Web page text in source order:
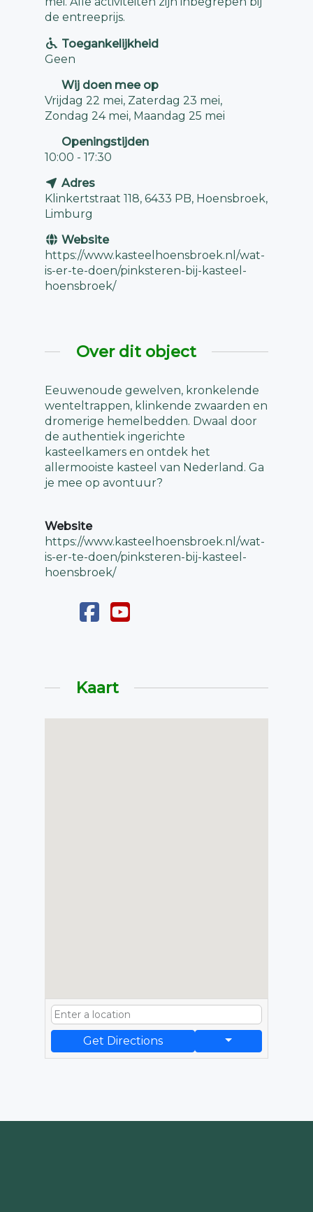
de entreeprijs.
Toegankelijkheid
Geen
Wij doen mee op
Vrijdag 22 mei, Zaterdag 23 mei,
Zondag 24 mei, Maandag 25 mei
Openingstijden
10:00 - 17:30
Adres
Klinkertstraat 118, 6433 PB, Hoensbroek,
Limburg
Website
https://www.kasteelhoensbroek.nl/wat-
is-er-te-doen/pinksteren-bij-kasteel-
hoensbroek/
Over dit object
Eeuwenoude gewelven, kronkelende
wenteltrappen, klinkende zwaarden en
dromerige hemelbedden. Dwaal door
de authentiek ingerichte
kasteelkamers en ontdek het
allermooiste kasteel van Nederland. Ga
je mee op avontuur?
Website
https://www.kasteelhoensbroek.nl/wat-
is-er-te-doen/pinksteren-bij-kasteel-
hoensbroek/
Kaart
Get Directions